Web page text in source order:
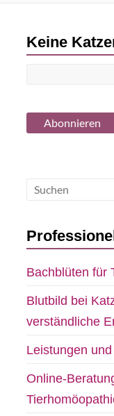
Keine
Bachblüten für
Blutbild bei
verständliche
Leistungen
Online-